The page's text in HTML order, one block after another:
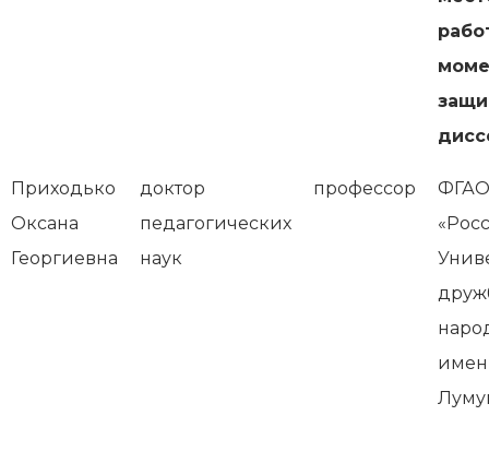
Приходько
Оксана
Георгиевна
доктор
педагогических
наук
профессор